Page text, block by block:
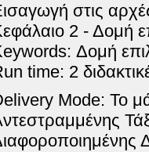
στις
2 - Δομή
Δομή
time: 2
Mode: Το